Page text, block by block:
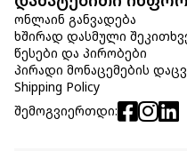
ონლაინ განვადება
ხშირად დასმული
წესები და პირობები
პირადი მონაცემების
Shipping Policy
შემოგვიერთდი: